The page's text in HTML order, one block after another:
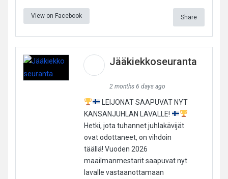
View on Facebook Share
Jääkiekkoseuranta
2 months 6 days ago
LEIJONAT SAAPUVAT NYT
KANSANJUHLAN LAVALLE!
Hetki, jota tuhannet juhlakävijät
ovat odottaneet, on vihdoin
täällä! Vuoden 2026
maailmanmestarit saapuvat nyt
lavalle vastaanottamaan